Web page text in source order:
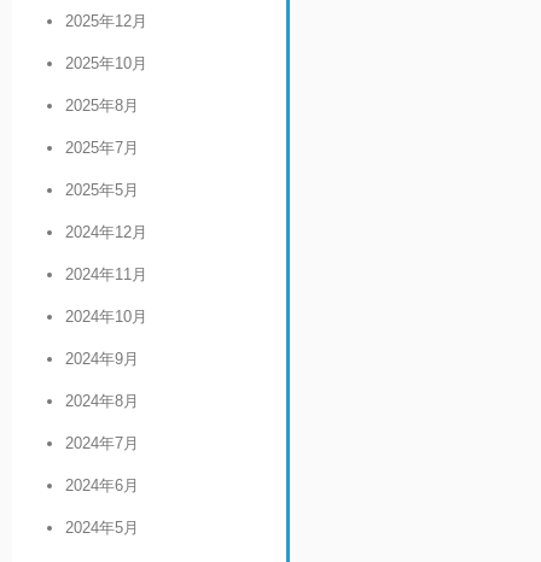
2025年12月
2025年10月
2025年8月
2025年7月
2025年5月
2024年12月
2024年11月
2024年10月
2024年9月
2024年8月
2024年7月
2024年6月
2024年5月